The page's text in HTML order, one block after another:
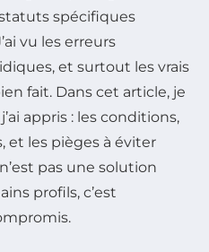
spécifiques
vu les erreurs
et surtout les vrais
fait. Dans cet article, je
appris : les conditions,
et les pièges à éviter
pas une solution
profils, c’est